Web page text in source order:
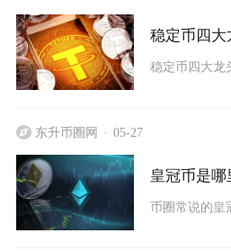
稳定币四大
稳定币四大龙
东升币圈网 05-27
皇冠币是哪
币圈常说的皇